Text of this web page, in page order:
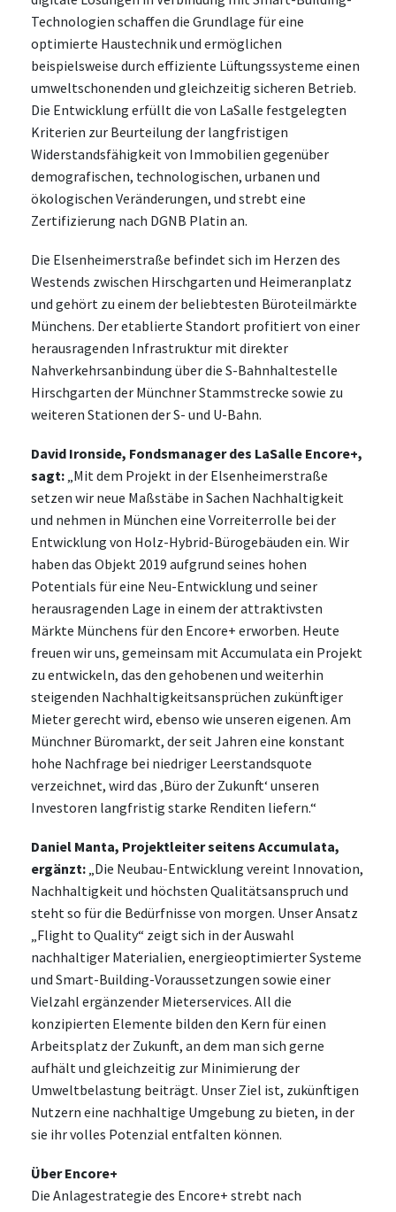
Technologien schaffen die Grundlage für eine
optimierte Haustechnik und ermöglichen
beispielsweise durch effiziente Lüftungssysteme einen
umweltschonenden und gleichzeitig sicheren Betrieb.
Die Entwicklung erfüllt die von LaSalle festgelegten
Kriterien zur Beurteilung der langfristigen
Widerstandsfähigkeit von Immobilien gegenüber
demografischen, technologischen, urbanen und
ökologischen Veränderungen, und strebt eine
Zertifizierung nach DGNB Platin an.
Die Elsenheimerstraße befindet sich im Herzen des
Westends zwischen Hirschgarten und Heimeranplatz
und gehört zu einem der beliebtesten Büroteilmärkte
Münchens. Der etablierte Standort profitiert von einer
herausragenden Infrastruktur mit direkter
Nahverkehrsanbindung über die S-Bahnhaltestelle
Hirschgarten der Münchner Stammstrecke sowie zu
weiteren Stationen der S- und U-Bahn.
David Ironside, Fondsmanager des LaSalle Encore+,
sagt: „Mit dem Projekt in der Elsenheimerstraße
setzen wir neue Maßstäbe in Sachen Nachhaltigkeit
und nehmen in München eine Vorreiterrolle bei der
Entwicklung von Holz-Hybrid-Bürogebäuden ein. Wir
haben das Objekt 2019 aufgrund seines hohen
Potentials für eine Neu-Entwicklung und seiner
herausragenden Lage in einem der attraktivsten
Märkte Münchens für den Encore+ erworben. Heute
freuen wir uns, gemeinsam mit Accumulata ein Projekt
zu entwickeln, das den gehobenen und weiterhin
steigenden Nachhaltigkeitsansprüchen zukünftiger
Mieter gerecht wird, ebenso wie unseren eigenen. Am
Münchner Büromarkt, der seit Jahren eine konstant
hohe Nachfrage bei niedriger Leerstandsquote
verzeichnet, wird das ‚Büro der Zukunft‘ unseren
Investoren langfristig starke Renditen liefern.“
Daniel Manta, Projektleiter seitens Accumulata,
ergänzt: „Die Neubau-Entwicklung vereint Innovation,
Nachhaltigkeit und höchsten Qualitätsanspruch und
steht so für die Bedürfnisse von morgen. Unser Ansatz
„Flight to Quality“ zeigt sich in der Auswahl
nachhaltiger Materialien, energieoptimierter Systeme
und Smart-Building-Voraussetzungen sowie einer
Vielzahl ergänzender Mieterservices. All die
konzipierten Elemente bilden den Kern für einen
Arbeitsplatz der Zukunft, an dem man sich gerne
aufhält und gleichzeitig zur Minimierung der
Umweltbelastung beiträgt. Unser Ziel ist, zukünftigen
Nutzern eine nachhaltige Umgebung zu bieten, in der
sie ihr volles Potenzial entfalten können.
Über Encore+
Die Anlagestrategie des Encore+ strebt nach